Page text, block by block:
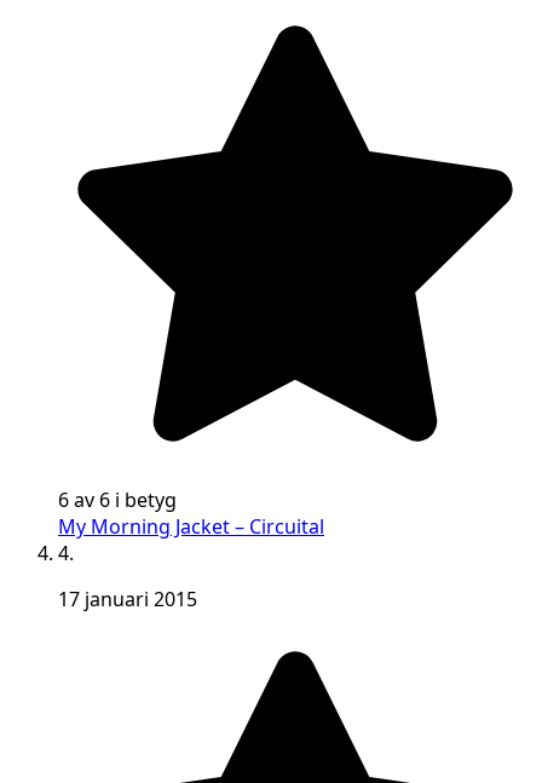
6 av 6 i betyg
My Morning Jacket – Circuital
4.
17 januari 2015